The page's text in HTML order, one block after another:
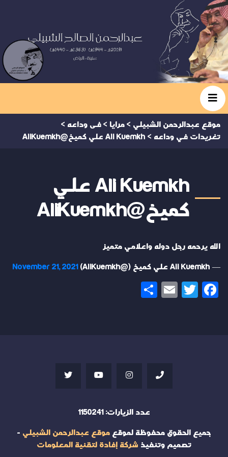
موقع عبدالرحمن الشبيلي > مرايا > فى وداعه >
تغريدات في وداعه > Ali Kuemkh علي كميخ@AliKuemkh
Ali Kuemkh علي
كميخ@AliKuemkh
الله يرحمه رجل دوله واعلامي متميز
— Ali Kuemkh علي كميخ (@AliKuemkh) November 21, 2021
Facebook
Twitter
Email
عدد الزيارات:1150241
جميع الحقوق محفوظة لموقعموقع عبدالرحمن الشبيلي -
تصميم وتنفيذ شركة إفادة لتقنية المعلومات